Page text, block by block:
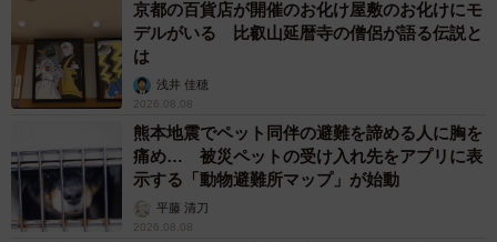
京都の百貨店が開催のお化け屋敷のお化けにモ
デルがいる 比叡山延暦寺の僧侶が語る伝説と
は
浅井 佳穂
2026.08.08
熊本地震でペット同伴の避難を諦める人に胸を
痛め… 被災ペットの受け入れ先をアプリに表
示する「動物避難所マップ」が始動
平藤 清刀
2026.08.08